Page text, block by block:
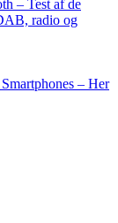
– Test af de
radio og
– Her